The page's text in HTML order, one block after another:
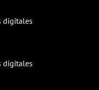
digitales
digitales